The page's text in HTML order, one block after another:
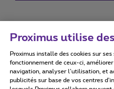
Conditions d'utilisation
Proximus utilise
Proximus installe des cookies sur
fonctionnement de ceux-ci,
navigation, analyser l’utilisation, et
publicités sur base de vos centres